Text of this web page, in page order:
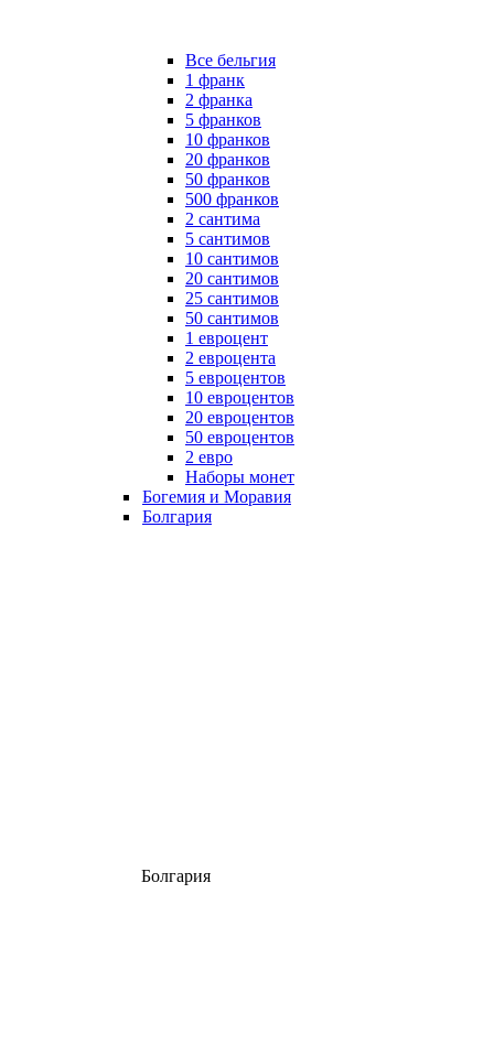
Все бельгия
1 франк
2 франка
5 франков
10 франков
20 франков
50 франков
500 франков
2 сантима
5 сантимов
10 сантимов
20 сантимов
25 сантимов
50 сантимов
1 евроцент
2 евроцента
5 евроцентов
10 евроцентов
20 евроцентов
50 евроцентов
2 евро
Наборы монет
Богемия и Моравия
Болгария
Болгария